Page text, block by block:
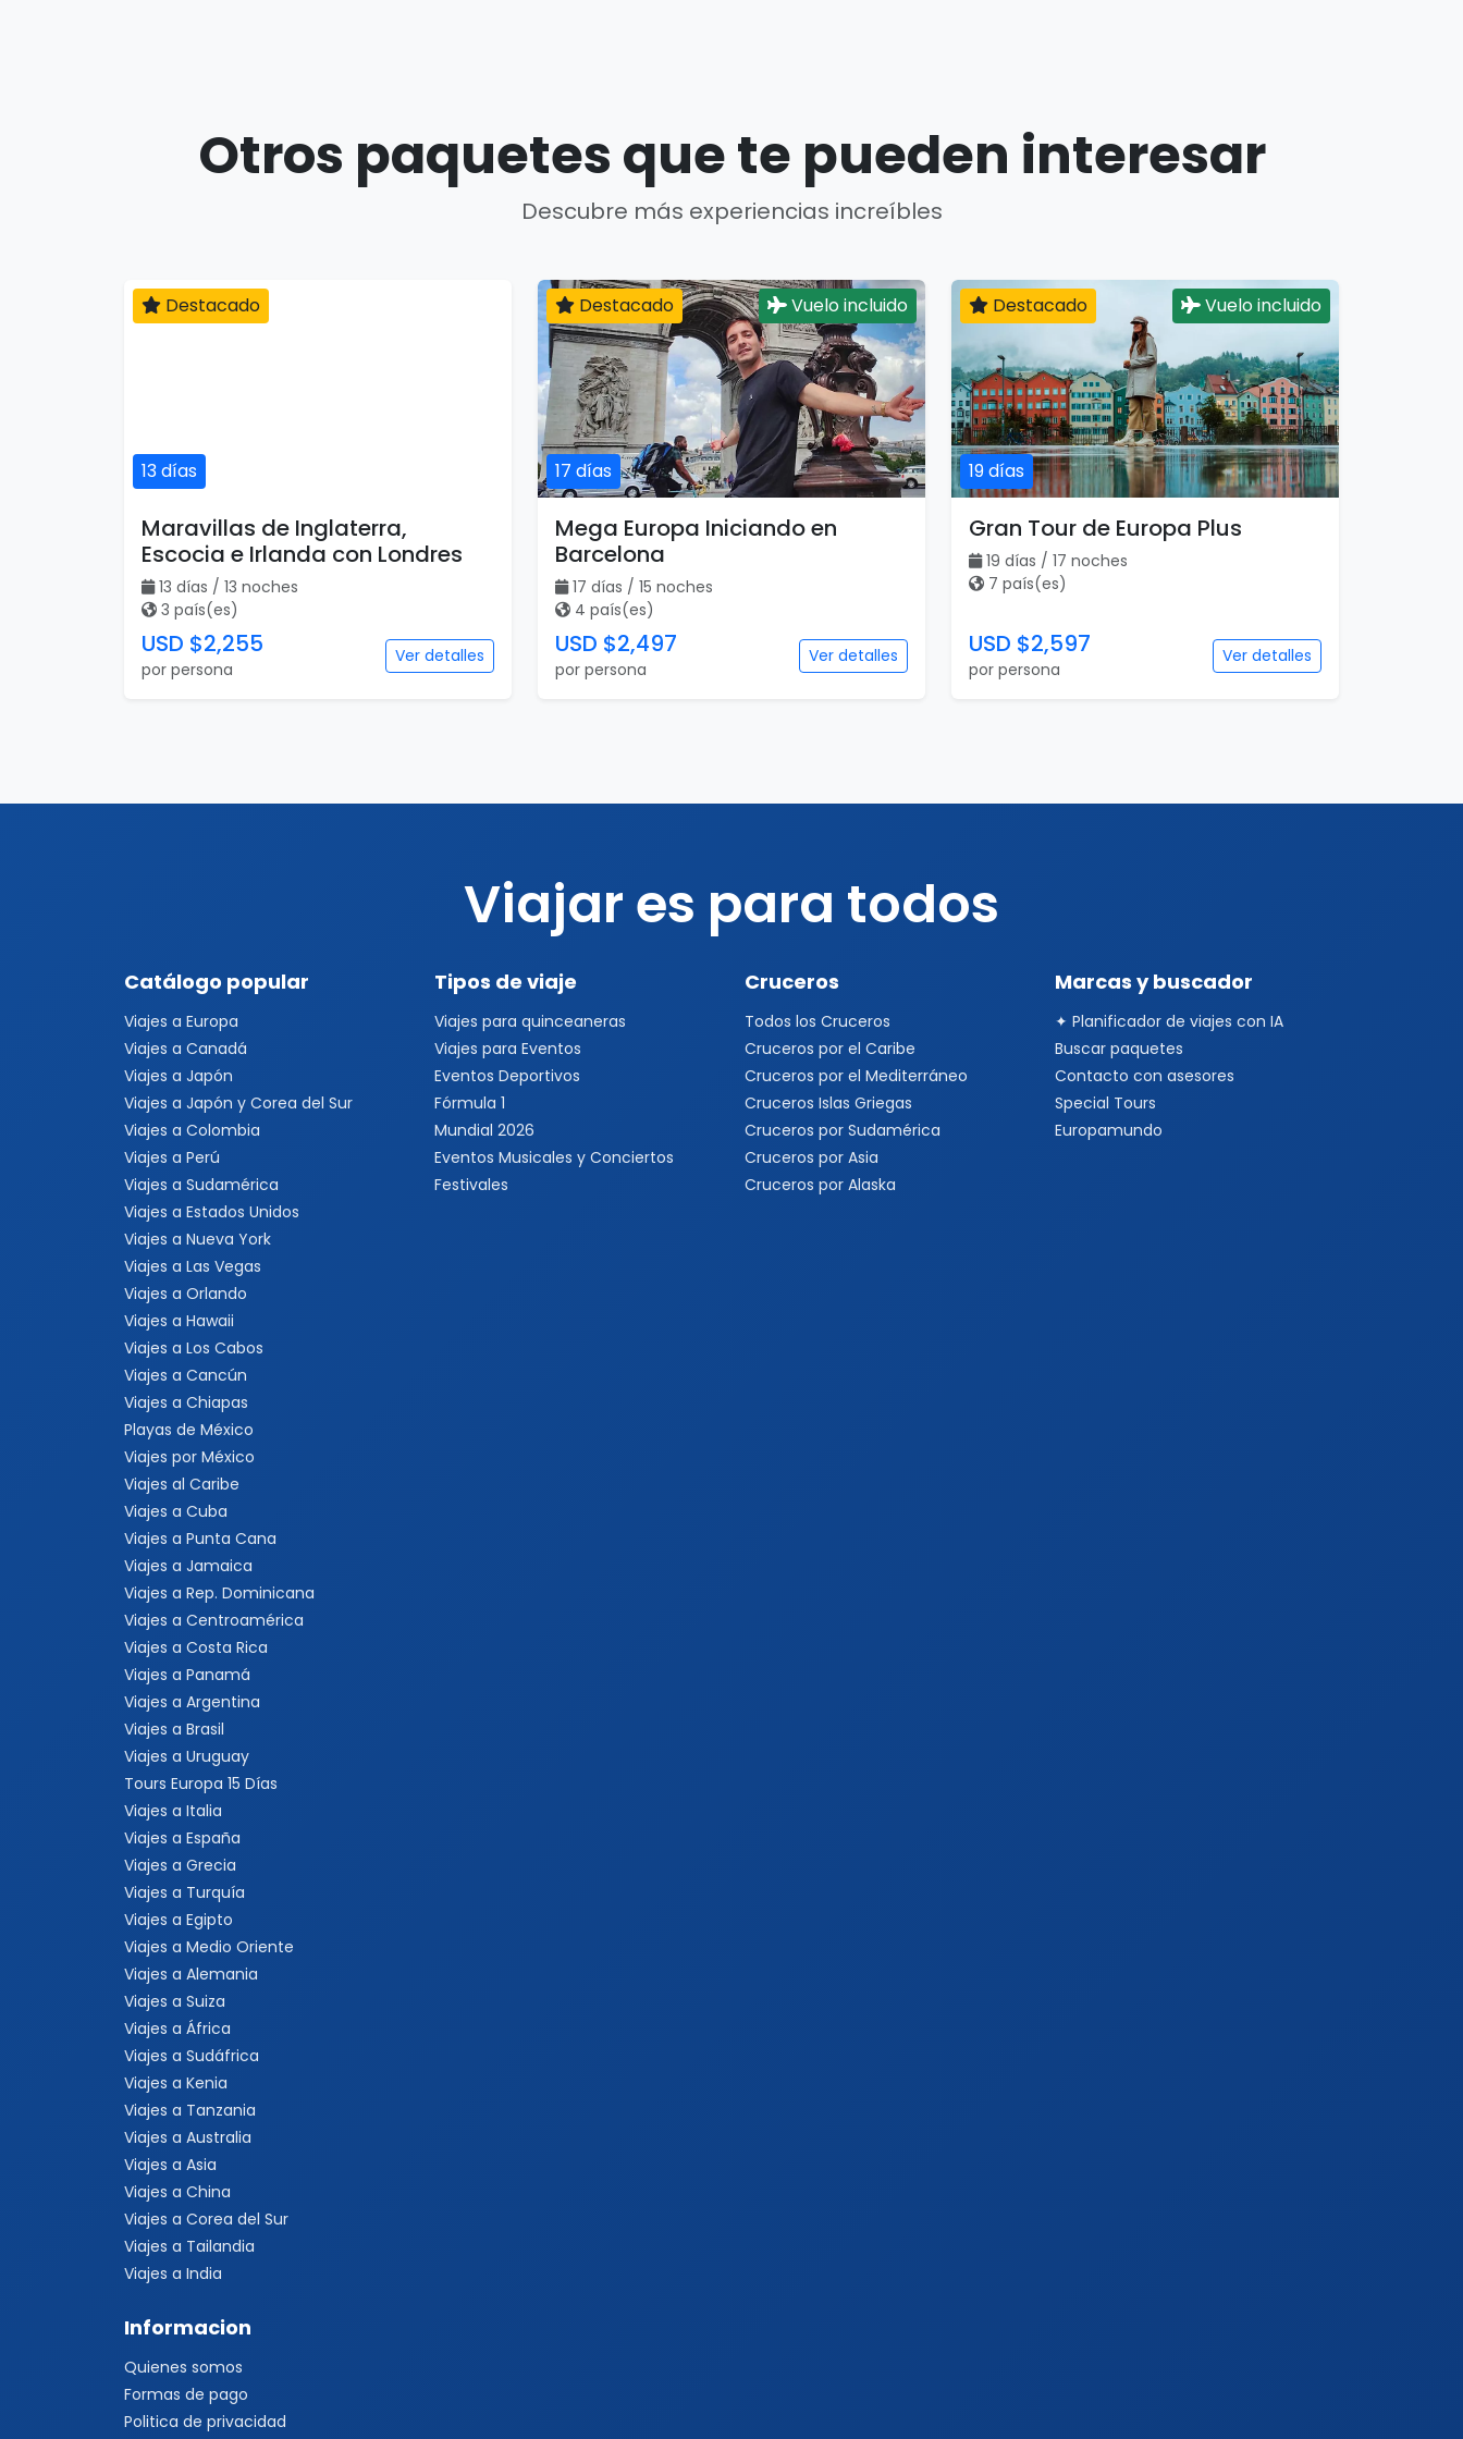
Otros paquetes que te pueden interesar
Descubre más experiencias increíbles
13 días
Destacado
Maravillas de Inglaterra,
Escocia e Irlanda con Londres
13 días / 13 noches
3 país(es)
USD $2,255
por persona
Ver detalles
17 días
Destacado Vuelo incluido
Mega Europa Iniciando en
Barcelona
17 días / 15 noches
4 país(es)
USD $2,497
por persona
Ver detalles
19 días
Destacado Vuelo incluido
Gran Tour de Europa Plus
19 días / 17 noches
7 país(es)
USD $2,597
por persona
Ver detalles
Viajar es para todos
Catálogo popular
Viajes a Europa
Viajes a Canadá
Viajes a Japón
Viajes a Japón y Corea del Sur
Viajes a Colombia
Viajes a Perú
Viajes a Sudamérica
Viajes a Estados Unidos
Viajes a Nueva York
Viajes a Las Vegas
Viajes a Orlando
Viajes a Hawaii
Viajes a Los Cabos
Viajes a Cancún
Viajes a Chiapas
Playas de México
Viajes por México
Viajes al Caribe
Viajes a Cuba
Viajes a Punta Cana
Viajes a Jamaica
Viajes a Rep. Dominicana
Viajes a Centroamérica
Viajes a Costa Rica
Viajes a Panamá
Viajes a Argentina
Viajes a Brasil
Viajes a Uruguay
Tours Europa 15 Días
Viajes a Italia
Viajes a España
Viajes a Grecia
Viajes a Turquía
Viajes a Egipto
Viajes a Medio Oriente
Viajes a Alemania
Viajes a Suiza
Viajes a África
Viajes a Sudáfrica
Viajes a Kenia
Viajes a Tanzania
Viajes a Australia
Viajes a Asia
Viajes a China
Viajes a Corea del Sur
Viajes a Tailandia
Viajes a India
Tipos de viaje
Viajes para quinceaneras
Viajes para Eventos
Eventos Deportivos
Fórmula 1
Mundial 2026
Eventos Musicales y Conciertos
Festivales
Cruceros
Todos los Cruceros
Cruceros por el Caribe
Cruceros por el Mediterráneo
Cruceros Islas Griegas
Cruceros por Sudamérica
Cruceros por Asia
Cruceros por Alaska
Marcas y buscador
✦ Planificador de viajes con IA
Buscar paquetes
Contacto con asesores
Special Tours
Europamundo
Informacion
Quienes somos
Formas de pago
Politica de privacidad